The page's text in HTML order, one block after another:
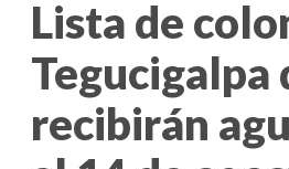
Lista de
Tegucigalpa
recibirán